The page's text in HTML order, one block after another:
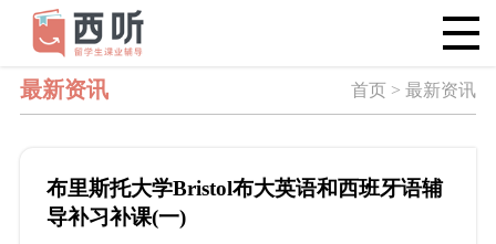
最新资讯 首页 > 最新资讯
布里斯托大学Bristol布大英语和西班牙语辅
导补习补课(一)